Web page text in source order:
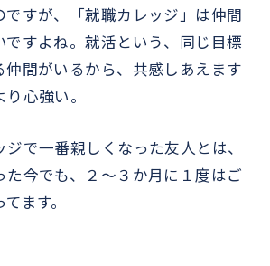
ですが、「就職カレッジ」は仲間
ですよね。就活という、同じ目標
仲間がいるから、共感しあえます
心強い。
で一番親しくなった友人とは、
た今でも、２～３か月に１度はご
ます。